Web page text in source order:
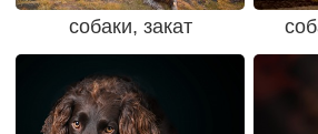
собаки, закат